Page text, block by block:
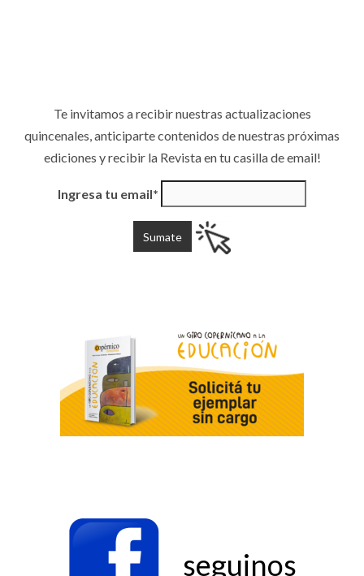
Te invitamos a recibir nuestras actualizaciones
quincenales, anticiparte contenidos de nuestras próximas
ediciones y recibir la Revista en tu casilla de email!
Ingresa tu email*
seguinos